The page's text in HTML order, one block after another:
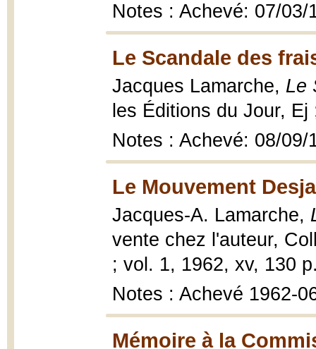
Notes : Achevé: 07/03/
Le Scandale des
Jacques Lamarche, Le
les Éditions du Jour,
Notes : Achevé: 08/09/
Le Mouvement
Jacques-A. Lamarche,
vente chez l'auteur,
; vol. 1, 1962, xv, 130
Notes : Achevé 1962-
Mémoire à la